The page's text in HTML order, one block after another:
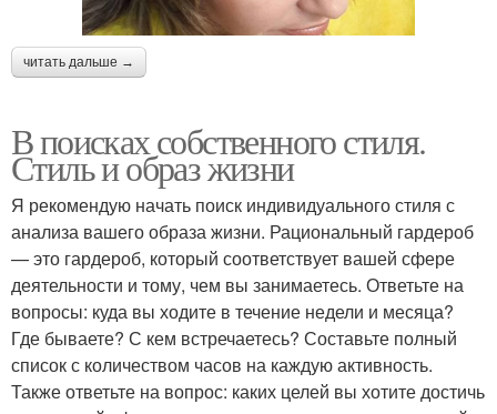
читать дальше →
В поисках собственного стиля.
Стиль и образ жизни
Я рекомендую начать поиск индивидуального стиля с
анализа вашего образа жизни. Рациональный гардероб
— это гардероб, который соответствует вашей сфере
деятельности и тому, чем вы занимаетесь. Ответьте на
вопросы: куда вы ходите в течение недели и месяца?
Где бываете? С кем встречаетесь? Составьте полный
список с количеством часов на каждую активность.
Также ответьте на вопрос: каких целей вы хотите достичь